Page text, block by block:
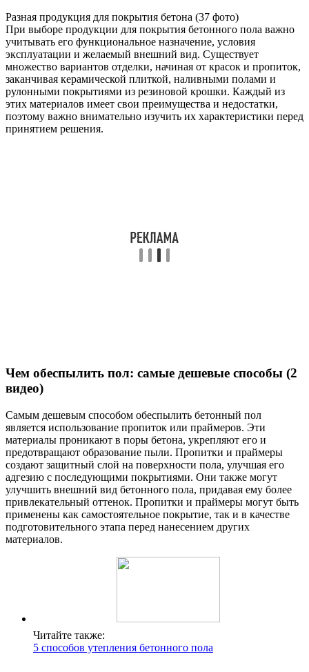
Разная продукция для покрытия бетона (37 фото)
При выборе продукции для покрытия бетонного пола важно
учитывать его функциональное назначение, условия
эксплуатации и желаемый внешний вид. Существует
множество вариантов отделки, начиная от красок и пропиток,
заканчивая керамической плиткой, наливными полами и
рулонными покрытиями из резиновой крошки. Каждый из
этих материалов имеет свои преимущества и недостатки,
поэтому важно внимательно изучить их характеристики перед
принятием решения.
Чем обеспылить пол: самые дешевые способы (2
видео)
Самым дешевым способом обеспылить бетонный пол
является использование пропиток или праймеров. Эти
материалы проникают в поры бетона, укрепляют его и
предотвращают образование пыли. Пропитки и праймеры
создают защитный слой на поверхности пола, улучшая его
адгезию с последующими покрытиями. Они также могут
улучшить внешний вид бетонного пола, придавая ему более
привлекательный оттенок. Пропитки и праймеры могут быть
применены как самостоятельное покрытие, так и в качестве
подготовительного этапа перед нанесением других
материалов.
Читайте также:
5 способов утепления бетонного пола